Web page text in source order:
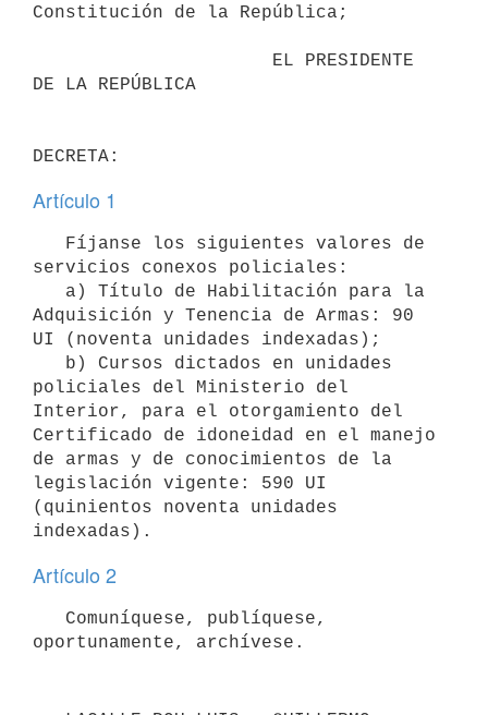
Constitución de la República;
DE LA REPÚBLICA
Artículo 1
servicios conexos policiales:
Adquisición y Tenencia de Armas: 90
UI (noventa unidades indexadas);
policiales del Ministerio del
Interior, para el otorgamiento del
Certificado de idoneidad en el manejo
de armas y de conocimientos de la
legislación vigente: 590 UI
(quinientos noventa unidades
Artículo 2